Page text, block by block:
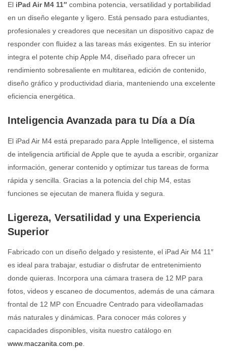
El iPad Air M4 11″ combina potencia, versatilidad y portabilidad
en un diseño elegante y ligero. Está pensado para estudiantes,
profesionales y creadores que necesitan un dispositivo capaz de
responder con fluidez a las tareas más exigentes. En su interior
integra el potente chip Apple M4, diseñado para ofrecer un
rendimiento sobresaliente en multitarea, edición de contenido,
diseño gráfico y productividad diaria, manteniendo una excelente
eficiencia energética.
Inteligencia Avanzada para tu Día a Día
El iPad Air M4 está preparado para Apple Intelligence, el sistema
de inteligencia artificial de Apple que te ayuda a escribir, organizar
información, generar contenido y optimizar tus tareas de forma
rápida y sencilla. Gracias a la potencia del chip M4, estas
funciones se ejecutan de manera fluida y segura.
Ligereza, Versatilidad y una Experiencia
Superior
Fabricado con un diseño delgado y resistente, el iPad Air M4 11″
es ideal para trabajar, estudiar o disfrutar de entretenimiento
donde quieras. Incorpora una cámara trasera de 12 MP para
fotos, videos y escaneo de documentos, además de una cámara
frontal de 12 MP con Encuadre Centrado para videollamadas
más naturales y dinámicas. Para conocer más colores y
capacidades disponibles, visita nuestro catálogo en
www.maczanita.com.pe